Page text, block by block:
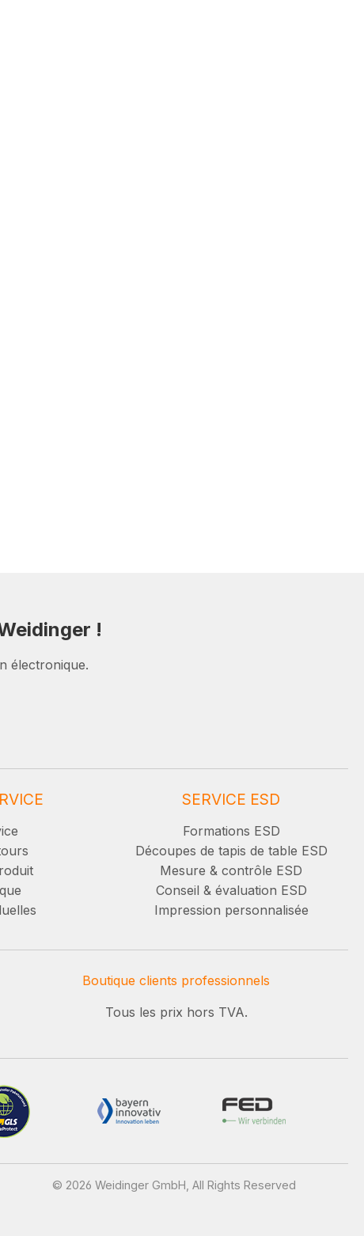
!
électronique.
SERVICE ESD
Formations ESD
Découpes de tapis de table ESD
Mesure & contrôle ESD
Conseil & évaluation ESD
Impression personnalisée
Boutique clients professionnels
Tous les prix hors TVA.
© 2026 Weidinger GmbH, All Rights Reserved